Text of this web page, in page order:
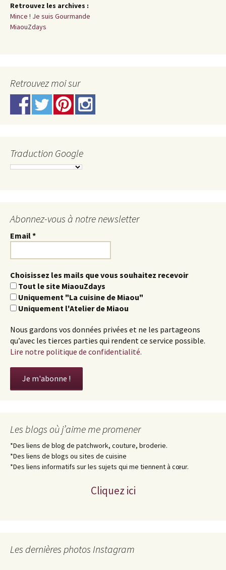
Retrouvez les archives :
Mince ! Je suis Gourmande
MiaouZdays
Retrouvez moi sur
Traduction Google
Abonnez-vous à notre newsletter
Email*
Choisissez les mails que vous souhaitez recevoir
Tout le site MiaouZdays
Uniquement "La cuisine de Miaou"
Uniquement l'Atelier de Miaou
Nous gardons vos données privées et ne les partageons
qu’avec les tierces parties qui rendent ce service possible.
Lire notre politique de confidentialité.
Les blogs où j’aime me promener
*Des liens de blog de patchwork, couture, broderie.
*Des liens de blogs ou sites de cuisine
*Des liens informatifs sur les sujets qui me tiennent à cœur.
Cliquez ici
Les dernières photos Instagram